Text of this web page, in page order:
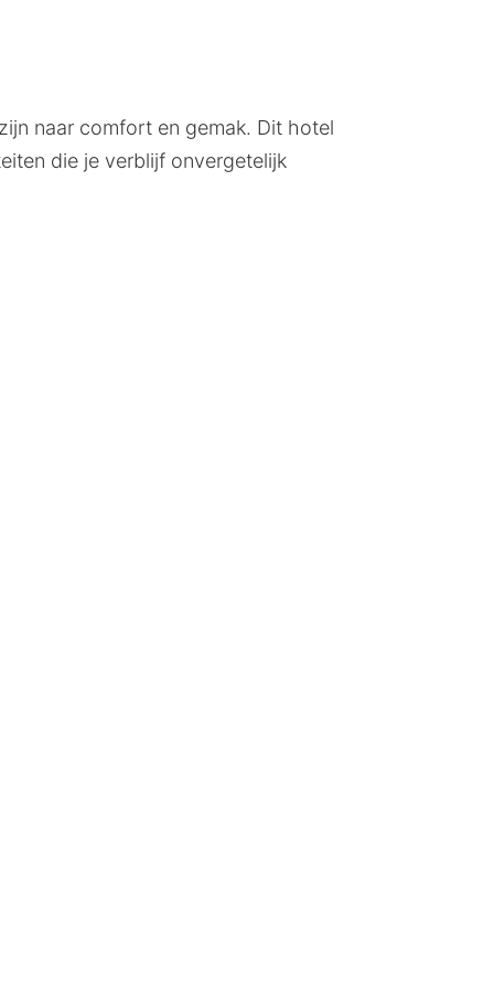
naar comfort en gemak. Dit hotel
die je verblijf onvergetelijk
Met gemakkelijke toegang tot
de charme van de omgeving en
een ontspannen verblijf. De
aanbeveelt